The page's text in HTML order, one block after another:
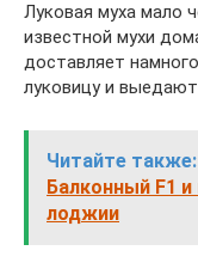
Луковая муха мало
известной мухи
доставляет
луковицу и
Читайте также:
Балконный F1
лоджии